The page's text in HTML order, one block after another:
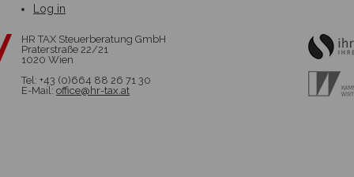
Log in
HR TAX Steuerberatung GmbH
Praterstraße 22/21
1020 Wien
Tel: +43 (0)664 88 26 71 30
E-Mail: office@hr-tax.at